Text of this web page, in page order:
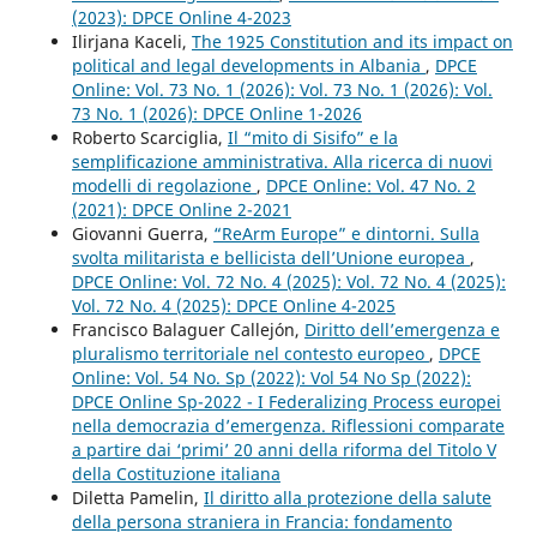
(2023): DPCE Online 4-2023
Ilirjana Kaceli, The 1925 Constitution and its impact on
political and legal developments in Albania , DPCE
Online: Vol. 73 No. 1 (2026): Vol. 73 No. 1 (2026): Vol.
73 No. 1 (2026): DPCE Online 1-2026
Roberto Scarciglia, Il “mito di Sisifo” e la
semplificazione amministrativa. Alla ricerca di nuovi
modelli di regolazione , DPCE Online: Vol. 47 No. 2
(2021): DPCE Online 2-2021
Giovanni Guerra, “ReArm Europe” e dintorni. Sulla
svolta militarista e bellicista dell’Unione europea ,
DPCE Online: Vol. 72 No. 4 (2025): Vol. 72 No. 4 (2025):
Vol. 72 No. 4 (2025): DPCE Online 4-2025
Francisco Balaguer Callejón, Diritto dell’emergenza e
pluralismo territoriale nel contesto europeo , DPCE
Online: Vol. 54 No. Sp (2022): Vol 54 No Sp (2022):
DPCE Online Sp-2022 - I Federalizing Process europei
nella democrazia d’emergenza. Riflessioni comparate
a partire dai ‘primi’ 20 anni della riforma del Titolo V
della Costituzione italiana
Diletta Pamelin, Il diritto alla protezione della salute
della persona straniera in Francia: fondamento